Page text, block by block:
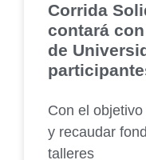
Corrida
contará
de
Con el
y recaudar
talleres